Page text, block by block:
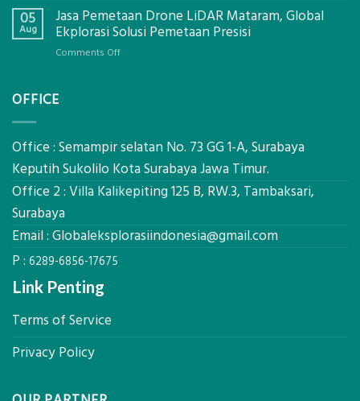
Ukur
Presisi
untuk
Harga
Panel
Biaya
Per
untuk
Sejuk
Tanpa
05
Aug
Jasa Pemetaan Drone LiDAR Mataram, Global
Ekplorasi Solusi Pemetaan Presisi
Comments Offon
Global
Solusi
Pemetaan
OFFICE
Office : Semampir selatan No. 73 GG 1-A, Surabaya
Keputih Sukolilo Kota Surabaya Jawa Timur.
Office 2 : Villa Kalikepiting 125 B, RW.3, Tambaksari,
Surabaya
Email : Globaleksplorasiindonesia@gmail.com
P : 6289-6856-17675
Link Penting
Terms of Service
Privacy Policy